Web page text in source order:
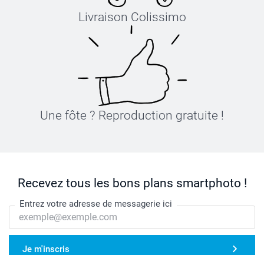
Livraison Colissimo
Une fôte ? Reproduction gratuite !
Recevez tous les bons plans smartphoto !
Entrez votre adresse de messagerie ici
Je m'inscris